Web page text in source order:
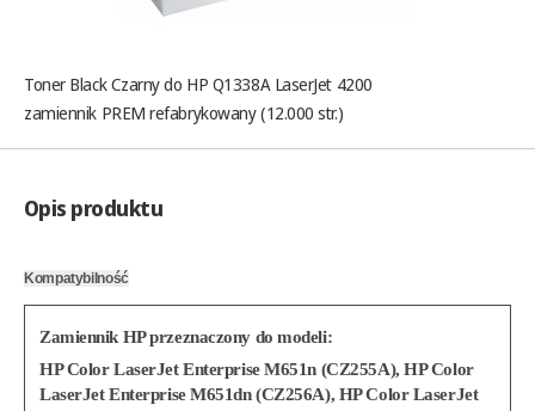
Toner Black Czarny do HP Q1338A LaserJet 4200
zamiennik PREM refabrykowany (12.000 str.)
Opis produktu
Kompatybilność
Zamiennik HP przeznaczony do modeli:
HP Color LaserJet Enterprise M651n (CZ255A), HP Color
LaserJet Enterprise M651dn (CZ256A), HP Color LaserJet